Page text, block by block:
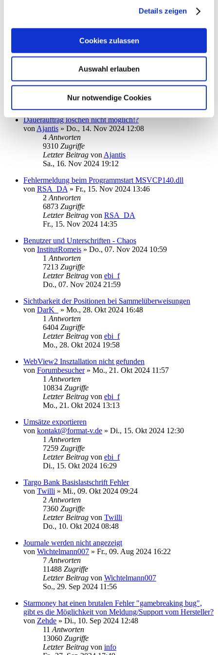
Details zeigen
Cookies zulassen
Auswahl erlauben
Nur notwendige Cookies
Di., 19. Nov 2024 09:40
Di., 19. Nov 2024 12:43
Telefon-Support kann online erstellte Tickets nicht einsehen
Ronald Kutter»Di., 19. Nov 2024 09:46
6698Zugriffe
Letzter Beitragvoninfo
Di., 19. Nov 2024 11:40
Dauerauftrag löschen nicht möglich!?
von Ajantis » Do., 14. Nov 2024 12:08
4 Antworten
9310 Zugriffe
Letzter Beitrag von Ajantis
Sa., 16. Nov 2024 19:12
Fehlermeldung beim Programmstart MSVCP140.dll
von RSA_DA » Fr., 15. Nov 2024 13:46
2 Antworten
6873 Zugriffe
Letzter Beitrag von RSA_DA
Fr., 15. Nov 2024 14:35
Benutzer und Unterschriften - Chaos
von InstitutRomeis » Do., 07. Nov 2024 10:59
1 Antworten
7213 Zugriffe
Letzter Beitrag von ebi_f
Do., 07. Nov 2024 21:59
Sichtbarkeit der Positionen bei Sammelüberweisungen
von DarK_ » Mo., 28. Okt 2024 16:48
1 Antworten
6404 Zugriffe
Letzter Beitrag von ebi_f
Mo., 28. Okt 2024 19:58
WebView2 Insztallation nicht gefunden
von Forumbesucher» Mo., 21. Okt 2024 11:57
1 Antworten
10834 Zugriffe
Letzter Beitrag von ebi_f
Mo., 21. Okt 2024 13:13
Umsätze exportieren
von kontakt@format-v.de » Di., 15. Okt 2024 12:30
1 Antworten
7259 Zugriffe
Letzter Beitrag von ebi_f
Di., 15. Okt 2024 16:29
Targo Bank Basislastschrift Fehler
von Twilli » Mi., 09. Okt 2024 09:24
2 Antworten
7360 Zugriffe
Letzter Beitrag von Twilli
Do., 10. Okt 2024 08:48
Journale werden nicht angezeigt
von Wichtelmann007 » Fr., 09. Aug 2024 16:22
7 Antworten
11488 Zugriffe
Letzter Beitrag von Wichtelmann007
So., 29. Sep 2024 11:56
Starmoney hat einen brutalen Fehler "gamebreaking bug",
gibt es die Möglichkeit von Meldung/Support vom Hersteller?
von Zehde » Di., 10. Sep 2024 12:48
11 Antworten
13060 Zugriffe
Letzter Beitrag von info